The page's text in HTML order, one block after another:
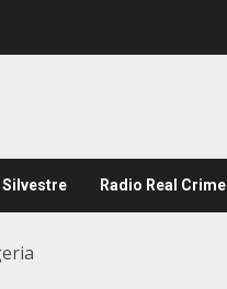
Silvestre Radio Real Crime